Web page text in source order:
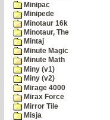
Minipac
Minipede
Minotaur 16k
Minotaur, The
Mintaj
Minute Magic
Minute Math
Miny (v1)
Miny (v2)
Mirage 4000
Mirax Force
Mirror Tile
Misja